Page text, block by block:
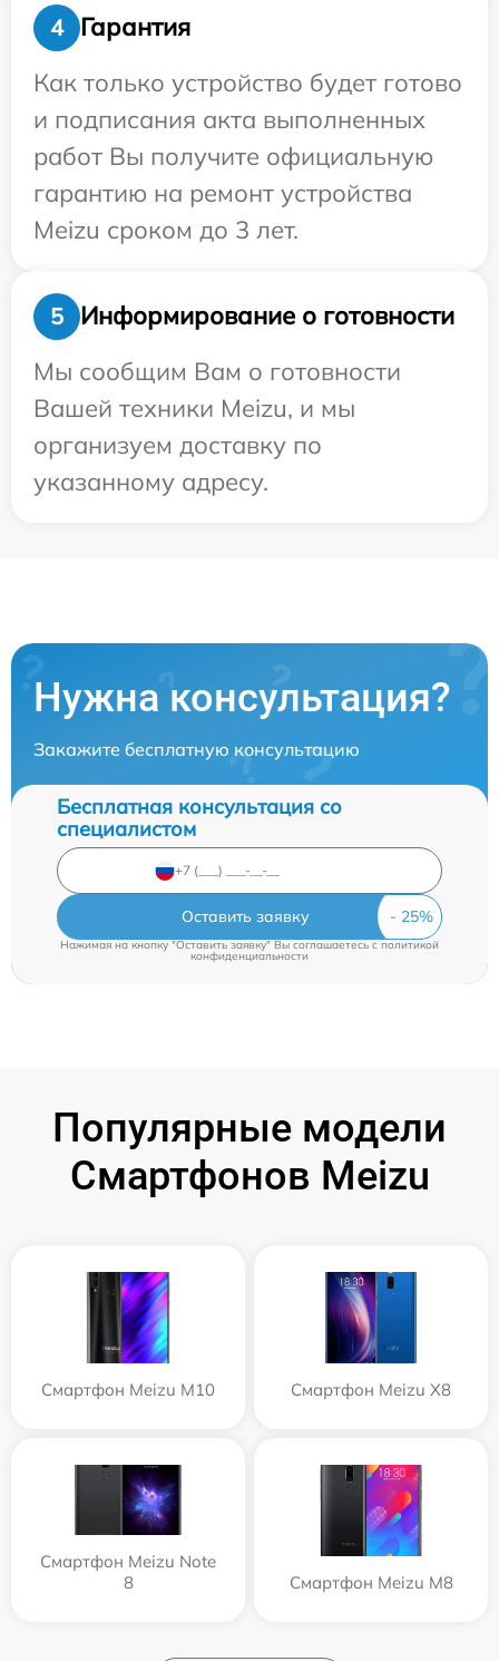
4
Гарантия
Как только устройство будет готово
и подписания акта выполненных
работ Вы получите официальную
гарантию на ремонт устройства
Meizu сроком до 3 лет.
5
Информирование о готовности
Мы сообщим Вам о готовности
Вашей техники Meizu, и мы
организуем доставку по
указанному адресу.
Нужна консультация?
Закажите бесплатную консультацию
Бесплатная консультация со
специалистом
Оставить заявку
Нажимая на кнопку "Оставить заявку" Вы соглашаетесь cполитикой
конфиденциальности
Популярные модели
Смартфонов Meizu
Смартфон Meizu M10 Смартфон Meizu X8
Смартфон Meizu Note
8
Смартфон Meizu M8